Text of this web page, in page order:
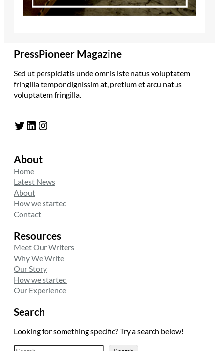
PressPioneer Magazine
Sed ut perspiciatis unde omnis iste natus voluptatem
fringilla tempor dignissim at, pretium et arcu natus
voluptatem fringilla.
Twitter LinkedIn Instagram
About
Home
Latest News
About
How we started
Contact
Resources
Meet Our Writers
Why We Write
Our Story
How we started
Our Experience
Search
Looking for something specific? Try a search below!